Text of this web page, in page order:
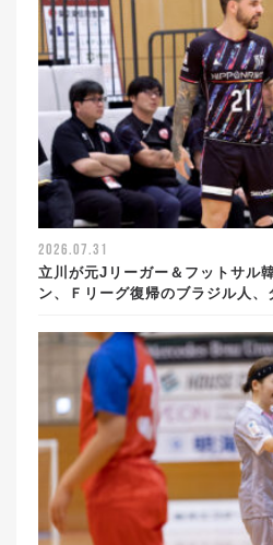
2026.07.31
立川が元Jリーガー＆フットサル
ン、Ｆリーグ復帰のブラジル人